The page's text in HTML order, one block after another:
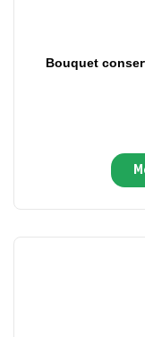
Bouquet